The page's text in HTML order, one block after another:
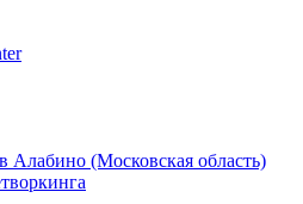
Алабино (Московская область)